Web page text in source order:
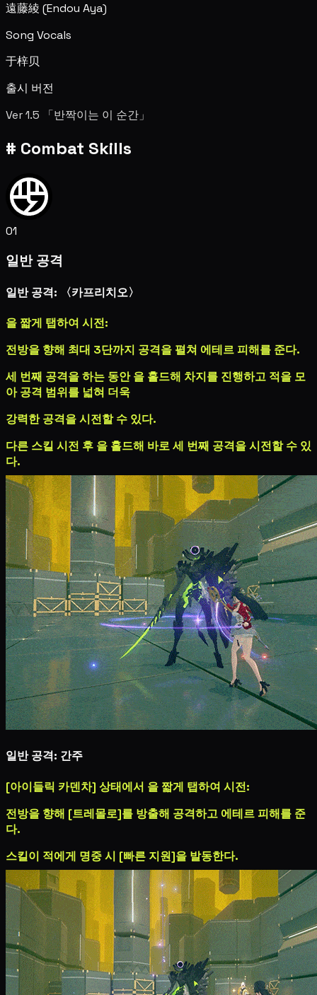
遠藤綾 (Endou Aya)
Song Vocals
于梓贝
출시 버전
Ver 1.5 「반짝이는 이 순간」
# Combat Skills
01
일반 공격
일반 공격: 〈카프리치오〉
을 짧게 탭하여 시전:
전방을 향해 최대 3단까지 공격을 펼쳐 에테르 피해를 준다.
세 번째 공격을 하는 동안을 홀드해 차지를 진행하고 적을 모
아 공격 범위를 넓혀 더욱
강력한 공격을 시전할 수 있다.
다른 스킬 시전 후 을 홀드해 바로 세 번째 공격을 시전할 수 있
다.
일반 공격: 간주
[아이들릭 카덴차] 상태에서 을 짧게 탭하여 시전:
전방을 향해 [트레몰로]를 방출해 공격하고 에테르 피해를 준
다.
스킬이 적에게 명중 시 [빠른 지원]을 발동한다.